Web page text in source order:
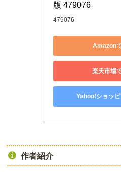
版 479076
479076
Amazon
楽天市場
Yahoo!ショッ
作者紹介